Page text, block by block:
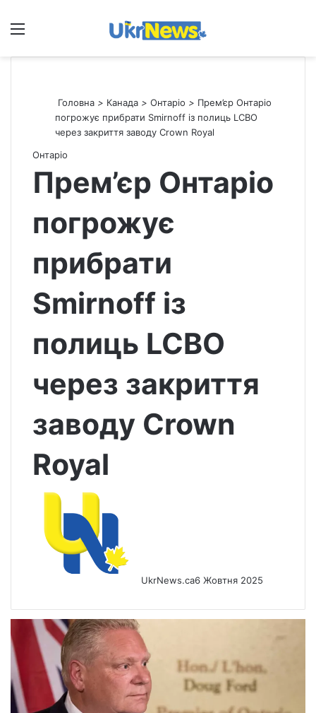
Меню
Головна > Канада > Онтаріо > Прем’єр Онтаріо
погрожує прибрати Smirnoff із полиць LCBO
через закриття заводу Crown Royal
Онтаріо
Прем’єр Онтаріо
погрожує
прибрати
Smirnoff із
полиць LCBO
через закриття
заводу Crown
Royal
UkrNews.ca6 Жовтня 2025